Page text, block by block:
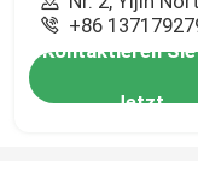
+86
Kontaktieren Sie
Jetzt